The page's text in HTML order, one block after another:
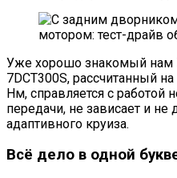
Уже хорошо знакомый нам
7DCT300S, рассчитанный
Нм, справляется с работой
передачи, не зависает и
адаптивного круиза.
Всё дело в одной